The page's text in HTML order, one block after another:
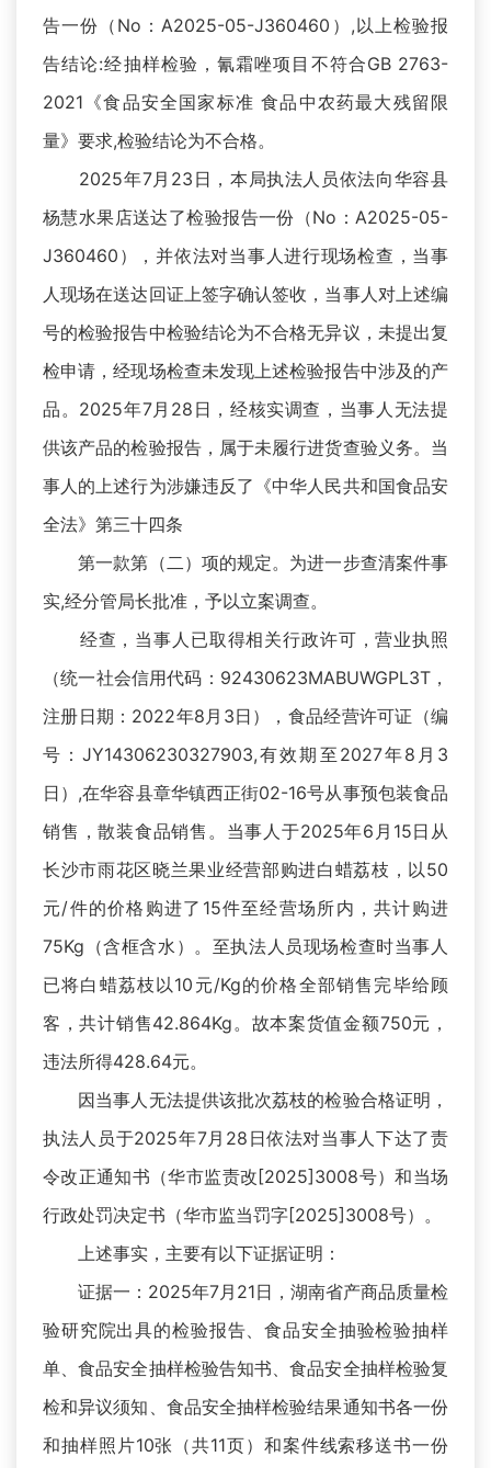
告一份（No：A2025-05-J360460）,以上检验报
告结论:经抽样检验，氰霜唑项目不符合GB 2763-
2021《食品安全国家标准 食品中农药最大残留限
量》要求,检验结论为不合格。
2025年7月23日，本局执法人员依法向华容县
杨慧水果店送达了检验报告一份（No：A2025-05-
J360460），并依法对当事人进行现场检查，当事
人现场在送达回证上签字确认签收，当事人对上述编
号的检验报告中检验结论为不合格无异议，未提出复
检申请，经现场检查未发现上述检验报告中涉及的产
品。2025年7月28日，经核实调查，当事人无法提
供该产品的检验报告，属于未履行进货查验义务。当
事人的上述行为涉嫌违反了《中华人民共和国食品安
全法》第三十四条
第一款第（二）项的规定。为进一步查清案件事
实,经分管局长批准，予以立案调查。
经查，当事人已取得相关行政许可，营业执照
（统一社会信用代码：92430623MABUWGPL3T，
注册日期：2022年8月3日），食品经营许可证（编
号：JY14306230327903,有效期至2027年8月3
日）,在华容县章华镇西正街02-16号从事预包装食品
销售，散装食品销售。当事人于2025年6月15日从
长沙市雨花区晓兰果业经营部购进白蜡荔枝，以50
元/件的价格购进了15件至经营场所内，共计购进
75Kg（含框含水）。至执法人员现场检查时当事人
已将白蜡荔枝以10元/Kg的价格全部销售完毕给顾
客，共计销售42.864Kg。故本案货值金额750元，
违法所得428.64元。
因当事人无法提供该批次荔枝的检验合格证明，
执法人员于2025年7月28日依法对当事人下达了责
令改正通知书（华市监责改[2025]3008号）和当场
行政处罚决定书（华市监当罚字[2025]3008号）。
上述事实，主要有以下证据证明：
证据一：2025年7月21日，湖南省产商品质量检
验研究院出具的检验报告、食品安全抽验检验抽样
单、食品安全抽样检验告知书、食品安全抽样检验复
检和异议须知、食品安全抽样检验结果通知书各一份
和抽样照片10张（共11页）和案件线索移送书一份